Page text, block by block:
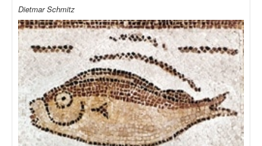
Dietmar Schmitz